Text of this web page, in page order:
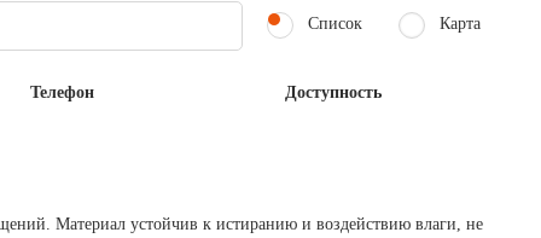
Список Карта
Телефон Доступность
Материал устойчив к истиранию и воздействию влаги, не